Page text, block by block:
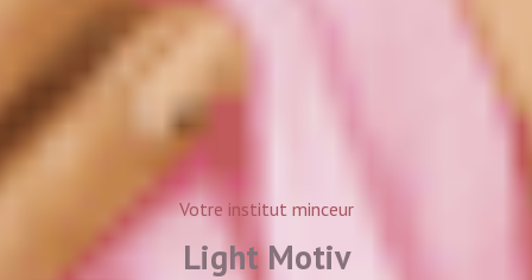
Votre institut minceur
Light Motiv